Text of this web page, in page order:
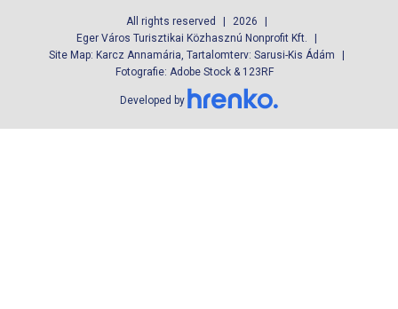
All rights reserved
2026
Eger Város Turisztikai Közhasznú Nonprofit Kft.
Site Map: Karcz Annamária, Tartalomterv: Sarusi-Kis Ádám
Fotografie: Adobe Stock & 123RF
Developed by